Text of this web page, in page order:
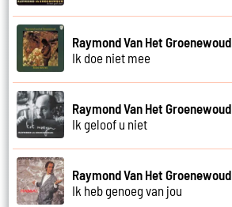
Raymond Van Het Groenewoud
Ik doe niet mee
Raymond Van Het Groenewoud
Ik geloof u niet
Raymond Van Het Groenewoud
Ik heb genoeg van jou